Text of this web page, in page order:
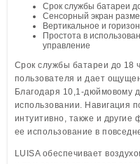
Срок службы батареи
Сенсорный экран
Вертикальное и
Простота в
управление
Срок службы батареи до 18
пользователя и дает
Благодаря 10,1-дюймовому
использовании. Навигация
интуитивно, также и
ее использование в
LUISA обеспечивает